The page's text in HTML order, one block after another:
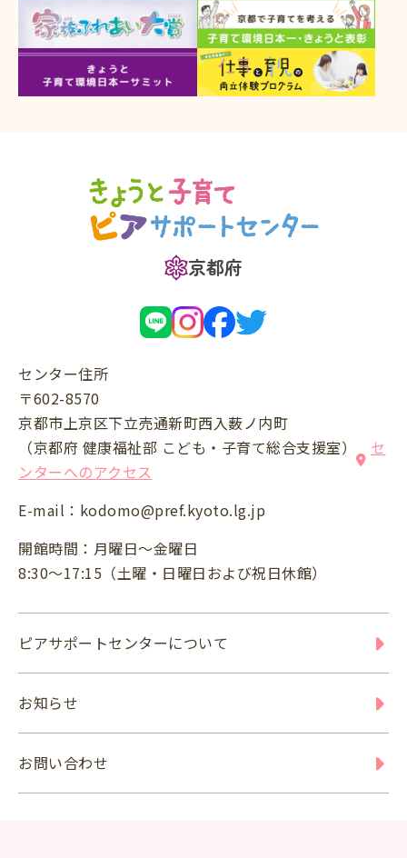
京都府
センター住所
〒602-8570
京都市上京区下立売通新町西入薮ノ内町
（京都府 健康福祉部 こども・子育て総合支援室）
セ
ンターへのアクセス
E-mail： kodomo@pref.kyoto.lg.jp
開館時間：月曜日～金曜日
8:30～17:15（土曜・日曜日および祝日休館）
ピアサポートセンターについて
お知らせ
お問い合わせ